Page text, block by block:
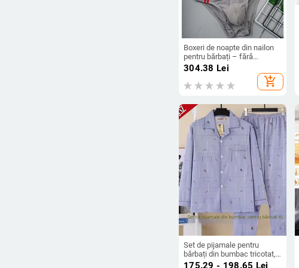
Boxeri de noapte din nailon
pentru bărbați – fără
cusături, respirabili, senzație
304.38 Lei
add_shopping_cart
Set de pijamale pentru
bărbați din bumbac tricotat,
cardigan cu decolteu în V;
175.29 - 198.65 Lei